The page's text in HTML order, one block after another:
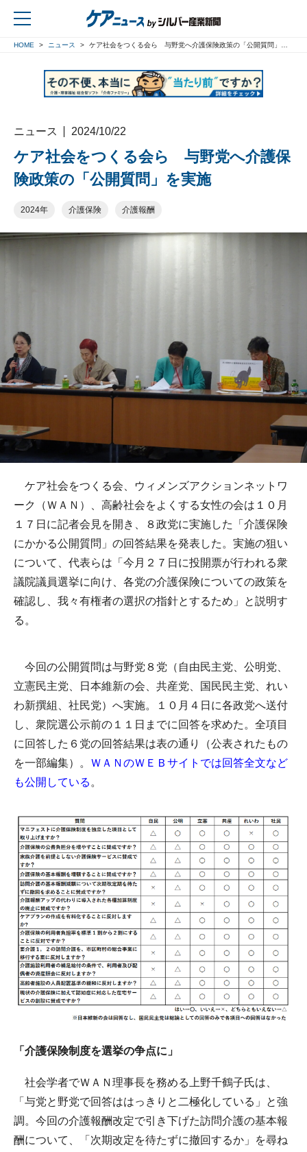
HOME ニュース ケア社会をつくる会ら 与野党へ介護保険政策の「公開質問」を実施
ニュース 2024/10/22
ケア社会をつくる会ら 与野党へ介護保
険政策の「公開質問」を実施
2024年 介護保険 介護報酬
ケア社会をつくる会、ウィメンズアクションネットワ
ーク（ＷＡＮ）、高齢社会をよくする女性の会は１０月
１７日に記者会見を開き、８政党に実施した「介護保険
にかかる公開質問」の回答結果を発表した。実施の狙い
について、代表らは「今月２７日に投開票が行われる衆
議院議員選挙に向け、各党の介護保険についての政策を
確認し、我々有権者の選択の指針とするため」と説明す
る。
今回の公開質問は与野党８党（自由民主党、公明党、
立憲民主党、日本維新の会、共産党、国民民主党、れい
わ新撰組、社民党）へ実施。１０月４日に各政党へ送付
し、衆院選公示前の１１日までに回答を求めた。全項目
に回答した６党の回答結果は表の通り（公表されたもの
を一部編集）。 ＷＡＮのＷＥＢサイトでは回答全文など
も公開している 。
「介護保険制度を選挙の争点に」
社会学者でＷＡＮ理事長を務める上野千鶴子氏は、
「与党と野党で回答ははっきりと二極化している」と強
調。今回の介護報酬改定で引き下げた訪問介護の基本報
酬について、「次期改定を待たずに撤回するか」を尋ね